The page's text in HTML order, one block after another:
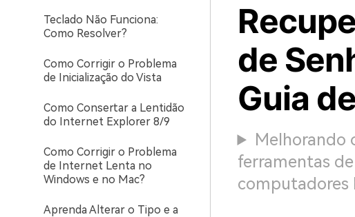
Teclado Não Funciona:
Como Resolver?
Como Corrigir o Problema
de Inicialização do Vista
Como Consertar a Lentidão
do Internet Explorer 8/9
Como Corrigir o Problema
de Internet Lenta no
Windows e no Mac?
Aprenda Alterar o Tipo e a
de
Guia
Melhorando
ferramentas
computadores